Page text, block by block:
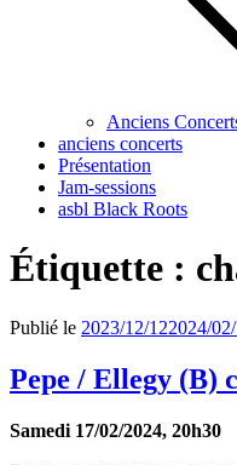
Anciens
anciens concerts
Présentation
Jam-sessions
asbl Black Roots
Étiquette :
Publié le 2023/12/122024/
Pepe / Ellegy (B)
Samedi 17/02/2024, 20h30